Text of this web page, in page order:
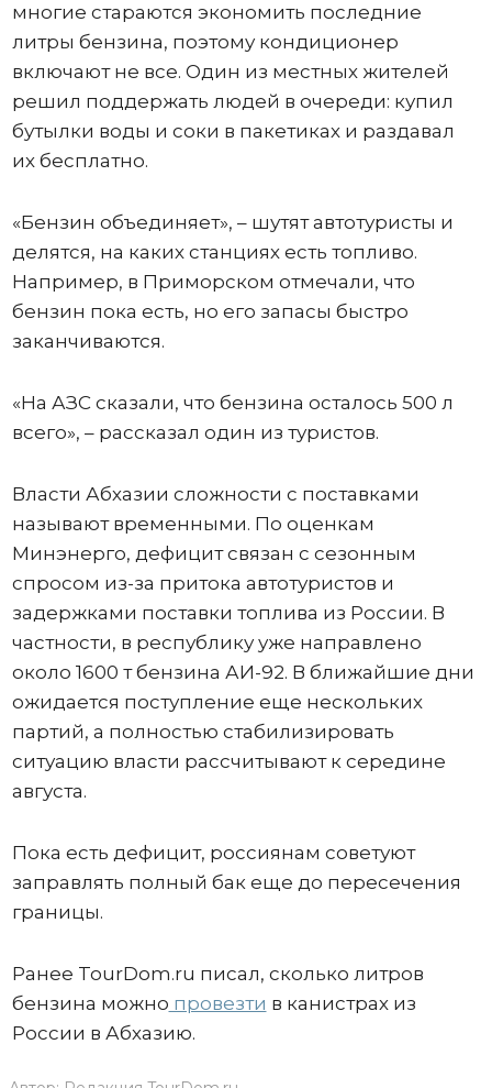
многие стараются экономить последние
литры бензина, поэтому кондиционер
включают не все. Один из местных жителей
решил поддержать людей в очереди: купил
бутылки воды и соки в пакетиках и раздавал
их бесплатно.
«Бензин объединяет», – шутят автотуристы и
делятся, на каких станциях есть топливо.
Например, в Приморском отмечали, что
бензин пока есть, но его запасы быстро
заканчиваются.
«На АЗС сказали, что бензина осталось 500 л
всего», – рассказал один из туристов.
Власти Абхазии сложности с поставками
называют временными. По оценкам
Минэнерго, дефицит связан с сезонным
спросом из-за притока автотуристов и
задержками поставки топлива из России. В
частности, в республику уже направлено
около 1600 т бензина АИ-92. В ближайшие дни
ожидается поступление еще нескольких
партий, а полностью стабилизировать
ситуацию власти рассчитывают к середине
августа.
Пока есть дефицит, россиянам советуют
заправлять полный бак еще до пересечения
границы.
Ранее TourDom.ru писал, сколько литров
бензина можно провезти в канистрах из
России в Абхазию.